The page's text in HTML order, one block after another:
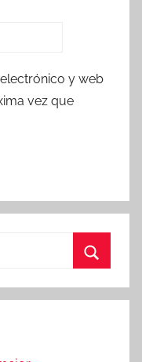
y web
vez que